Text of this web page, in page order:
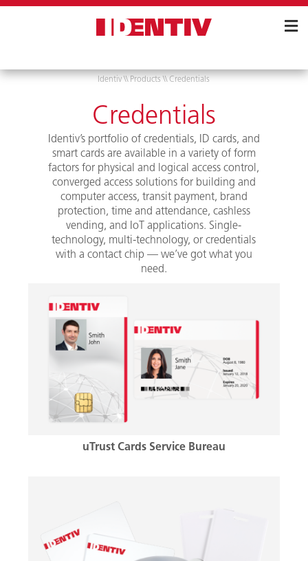
Identiv \\ Products \\Credentials
Credentials
Identiv’s portfolio of credentials, ID cards, and
smart cards are available in a variety of form
factors for physical and logical access control,
converged access solutions for building and
computer access, transit payment, brand
protection, time and attendance, cashless
vending, and IoT applications. Single-
technology, multi-technology, or credentials
with a contact chip — we’ve got what you
need.
uTrust Cards Service Bureau